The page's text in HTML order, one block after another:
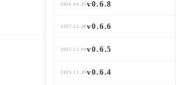
2026.04.25 v0.6.8
2025.12.28 v0.6.6
2025.12.04 v0.6.5
2025.11.29 v0.6.4
2026.02.03 v0.3.7
2026.01.06 v0.3.6
2025.12.26 v0.3.5
2025.11.22 v0.3.4